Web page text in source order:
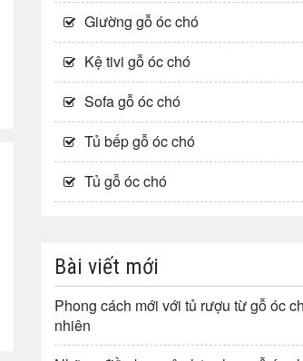
Giường gỗ óc chó
Kệ tivi gỗ óc chó
Sofa gỗ óc chó
Tủ bếp gỗ óc chó
Tủ gỗ óc chó
Bài viết mới
Phong cách mới với tủ rượu từ gỗ óc
nhiên